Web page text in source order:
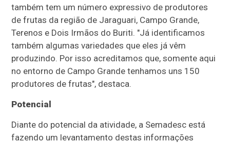
também tem um número expressivo de produtores
de frutas da região de Jaraguari, Campo Grande,
Terenos e Dois Irmãos do Buriti. "Já identificamos
também algumas variedades que eles já vêm
produzindo. Por isso acreditamos que, somente aqui
no entorno de Campo Grande tenhamos uns 150
produtores de frutas", destaca.
Potencial
Diante do potencial da atividade, a Semadesc está
fazendo um levantamento destas informações